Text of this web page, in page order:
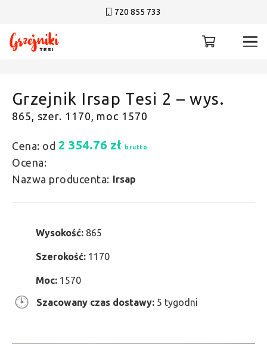
720 855 733
Grzejnik Irsap Tesi 2 – wys.
865, szer. 1170, moc 1570
Cena: od 2 354.76 zł brutto
Ocena:
Nazwa producenta: Irsap
Wysokość: 865
Szerokość: 1170
Moc: 1570
Szacowany czas dostawy: 5 tygodni